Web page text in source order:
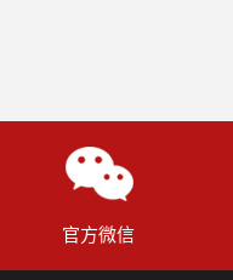
官方微信